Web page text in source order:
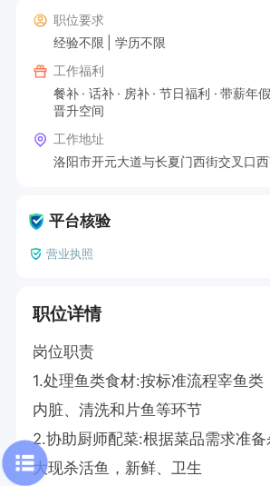
职位要求
经验不限
学历不限
工作福利
餐补
话补 房补 节日福利 带薪年假
晋升空间
工作地址
洛阳市开元大道与长夏门西街交叉口
平台核验
营业执照
职位详情
岗位职责
1.处理鱼类食材:按标准流程宰鱼类
内脏、清洗和片鱼等环节
2.协助厨师配菜:根据菜品需求准备
大现杀活鱼，新鲜、卫生